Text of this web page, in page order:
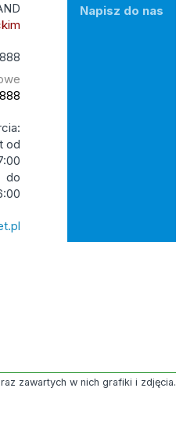
od
do
Napisz do nas
zawartych w nich grafiki i zdjęcia.